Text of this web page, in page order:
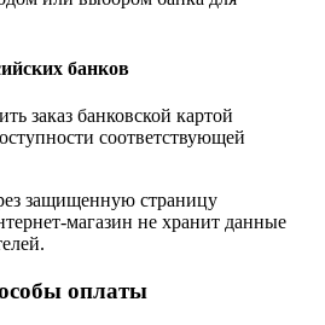
банков
заказ банковской картой
соответствующей
защищенную страницу
магазин не хранит данные
оплаты